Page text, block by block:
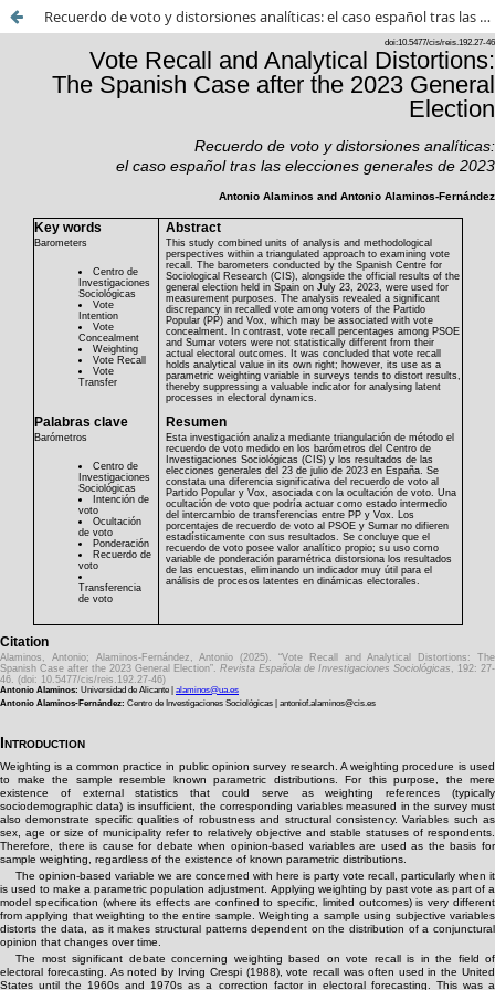
Recuerdo de voto y distorsiones analíticas: el caso español tras las elecciones generales de 2023